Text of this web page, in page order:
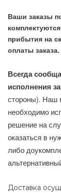
Ваши заказы
прибытия на
оплаты заказа.
Всегда
исполнения
стороны). Наш
необходимо
решение на
оказаться в
либо
Доставка